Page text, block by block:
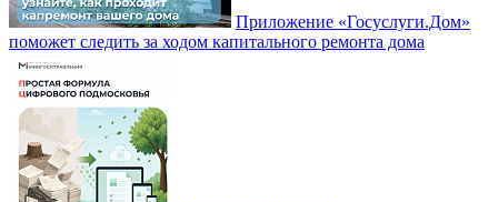
Приложение «Госуслуги.Дом»
поможет следить за ходом капитального ремонта дома